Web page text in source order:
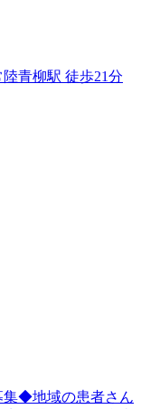
青柳駅 徒歩21分
集◆地域の患者さん